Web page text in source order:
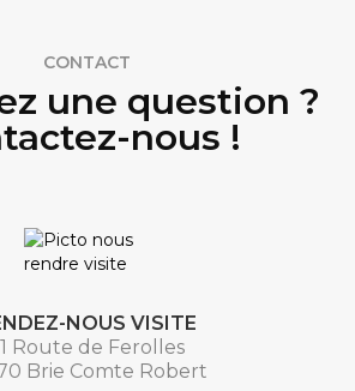
CONTACT
une question ?
nous !
NOUS VISITE
Route de Ferolles
Brie Comte Robert